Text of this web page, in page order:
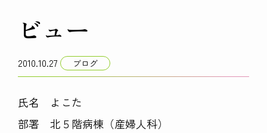
ビュー
2010.10.27 ブログ
氏名 よこた
部署 北５階病棟（産婦人科）